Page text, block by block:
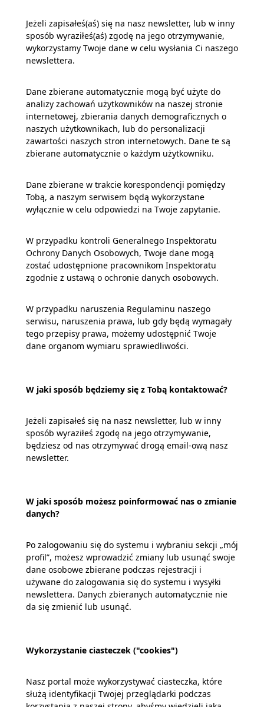
Jeżeli zapisałeś(aś) się na nasz newsletter, lub w inny
sposób wyraziłeś(aś) zgodę na jego otrzymywanie,
wykorzystamy Twoje dane w celu wysłania Ci naszego
newslettera.
Dane zbierane automatycznie mogą być użyte do
analizy zachowań użytkowników na naszej stronie
internetowej, zbierania danych demograficznych o
naszych użytkownikach, lub do personalizacji
zawartości naszych stron internetowych. Dane te są
zbierane automatycznie o każdym użytkowniku.
Dane zbierane w trakcie korespondencji pomiędzy
Tobą, a naszym serwisem będą wykorzystane
wyłącznie w celu odpowiedzi na Twoje zapytanie.
W przypadku kontroli Generalnego Inspektoratu
Ochrony Danych Osobowych, Twoje dane mogą
zostać udostępnione pracownikom Inspektoratu
zgodnie z ustawą o ochronie danych osobowych.
W przypadku naruszenia Regulaminu naszego
serwisu, naruszenia prawa, lub gdy będą wymagały
tego przepisy prawa, możemy udostępnić Twoje
dane organom wymiaru sprawiedliwości.
W jaki sposób będziemy się z Tobą kontaktować?
Jeżeli zapisałeś się na nasz newsletter, lub w inny
sposób wyraziłeś zgodę na jego otrzymywanie,
będziesz od nas otrzymywać drogą email-ową nasz
newsletter.
W jaki sposób możesz poinformować nas o zmianie
danych?
Po zalogowaniu się do systemu i wybraniu sekcji „mój
profil”, możesz wprowadzić zmiany lub usunąć swoje
dane osobowe zbierane podczas rejestracji i
używane do zalogowania się do systemu i wysyłki
newslettera. Danych zbieranych automatycznie nie
da się zmienić lub usunąć.
Wykorzystanie ciasteczek ("cookies")
Nasz portal może wykorzystywać ciasteczka, które
służą identyfikacji Twojej przeglądarki podczas